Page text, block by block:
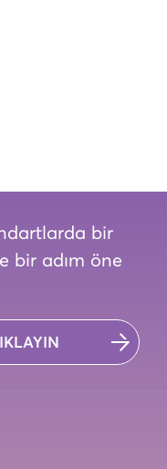
bir
bir adım öne